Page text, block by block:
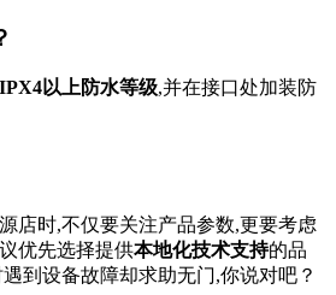
IPX4以上防水等级,并在接口处加装防
店时,不仅要关注产品参数,更要考虑
优先选择提供本地化技术支持的品
到设备故障却求助无门,你说对吧？